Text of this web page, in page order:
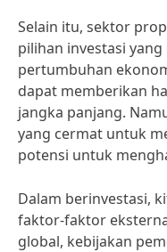
Selain itu, sektor
pilihan investasi
pertumbuhan
dapat memberikan
jangka panjang.
yang cermat untuk
potensi untuk
Dalam berinvestasi,
faktor-faktor
global, kebijakan